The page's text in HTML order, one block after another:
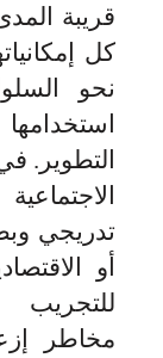
قريبة
كل
نحو
التطوير.
تدريجي
أو
للتجريب
مخاطر